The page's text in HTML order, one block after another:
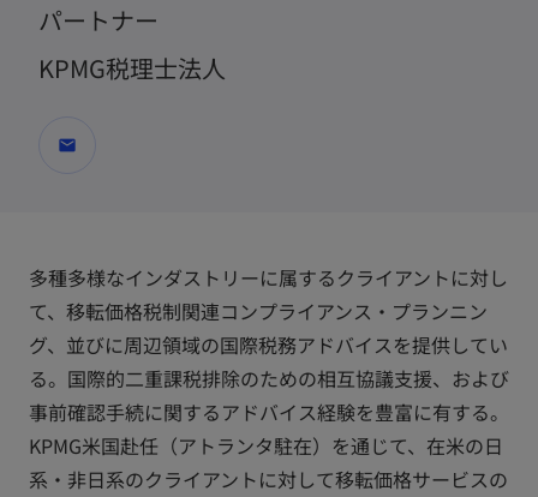
パートナー
KPMG税理士法人
mail
多種多様なインダストリーに属するクライアントに対し
て、移転価格税制関連コンプライアンス・プランニン
グ、並びに周辺領域の国際税務アドバイスを提供してい
る。国際的二重課税排除のための相互協議支援、および
事前確認手続に関するアドバイス経験を豊富に有する。
KPMG米国赴任（アトランタ駐在）を通じて、在米の日
系・非日系のクライアントに対して移転価格サービスの